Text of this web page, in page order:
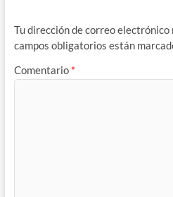
Tu dirección de correo electrónico
campos obligatorios están
Comentario *